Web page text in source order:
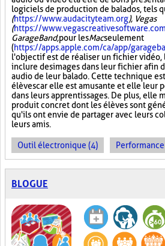
logiciels de production de balados, tels
(https://www.audacityteam.org), Vegas
(https://
GarageBand,pour lesMacseulement
(https://apps.apple.com/ca/app/
l'objectif est de réaliser un fichier vidéo,
inclure des images dans leur fichier afin
audio de leur balado. Cette technique
élèves car elle est amusante et elle leur
dans leurs apprentissages. De plus, elle
produit concret dont les élèves sont
qu'ils ont envie de partager avec leurs
leurs amis.
Outil électronique (4)
BLOGUE